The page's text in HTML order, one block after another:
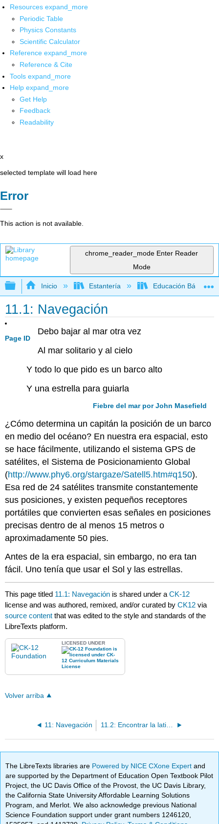
Resources expand_more
Periodic Table
Physics Constants
Scientific Calculator
Reference expand_more
Reference & Cite
Tools expand_more
Help expand_more
Get Help
Feedback
Readability
x
selected template will load here
Error
This action is not available.
chrome_reader_mode Enter Reader
Mode
Expandir/contraer jerarquía global
Inicio Estantería Educación Básica
11.1: Navegación
Page ID
Debo bajar al mar otra vez
Al mar solitario y al cielo
Y todo lo que pido es un barco alto
Y una estrella para guiarla
Fiebre del mar por John Masefield
¿Cómo determina un capitán la posición de un barco
en medio del océano? En nuestra era espacial, esto
se hace fácilmente, utilizando el sistema GPS de
satélites, el Sistema de Posicionamiento Global
(http://www.phy6.org/stargaze/Satell5.htm#q150).
Esa red de 24 satélites transmite constantemente
sus posiciones, y existen pequeños receptores
portátiles que convierten esas señales en posiciones
precisas dentro de al menos 15 metros o
aproximadamente 50 pies.
Antes de la era espacial, sin embargo, no era tan
fácil. Uno tenía que usar el Sol y las estrellas.
This page titled 11.1: Navegación is shared under aCK-12
license and was authored, remixed, and/or curated byCK12 via
source content that was edited to the style and standards of the
LibreTexts platform.
LICENSED UNDER
Volver arriba
11: Navegación
The LibreTexts libraries are Powered by NICE CXone Expertand
are supported by the Department of Education Open Textbook Pilot
Project, the UC Davis Office of the Provost, the UC Davis Library,
the California State University Affordable Learning Solutions
Program, and Merlot. We also acknowledge previous National
Science Foundation support under grant numbers 1246120,